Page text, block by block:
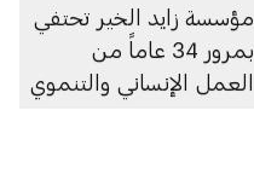
مؤسسة زايد الخير تحتفي
بمرور 34 عاماً من
العمل الإنساني والتنموي